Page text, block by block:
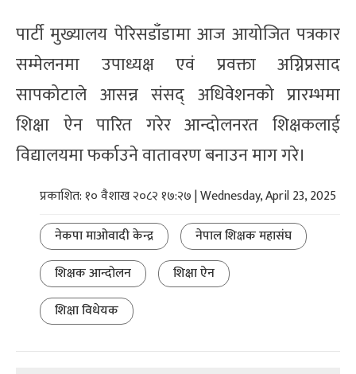
पार्टी मुख्यालय पेरिसडाँडामा आज आयोजित पत्रकार
सम्मेलनमा उपाध्यक्ष एवं प्रवक्ता अग्निप्रसाद
सापकोटाले आसन्न संसद् अधिवेशनको प्रारम्भमा
शिक्षा ऐन पारित गरेर आन्दोलनरत शिक्षकलाई
विद्यालयमा फर्काउने वातावरण बनाउन माग गरे।
प्रकाशित: १० वैशाख २०८२ १७:२७ | Wednesday, April 23, 2025
नेकपा माओवादी केन्द्र
नेपाल शिक्षक महासंघ
शिक्षक आन्दोलन
शिक्षा ऐन
शिक्षा विधेयक